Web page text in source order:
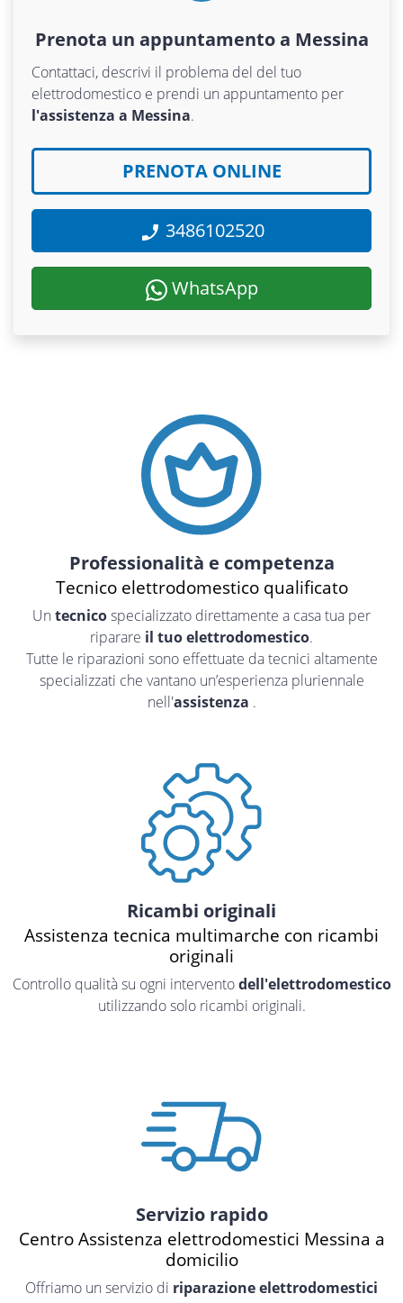
Prenota un appuntamento a Messina
Contattaci, descrivi il problema del del tuo
elettrodomestico e prendi un appuntamento per
l'assistenza a Messina.
PRENOTA ONLINE
3486102520
WhatsApp
Professionalità e competenza
Tecnico elettrodomestico qualificato
Un tecnicospecializzato direttamente a casa tua per
riparare il tuo elettrodomestico.
Tutte le riparazioni sono effettuate da tecnici altamente
specializzati che vantano un’esperienza pluriennale
nell'assistenza .
Ricambi originali
Assistenza tecnica multimarche con ricambi
originali
Controllo qualità su ogni interventodell'elettrodomestico
utilizzando solo ricambi originali.
Servizio rapido
Centro Assistenza elettrodomestici Messina a
domicilio
Offriamo un servizio di riparazione elettrodomestici